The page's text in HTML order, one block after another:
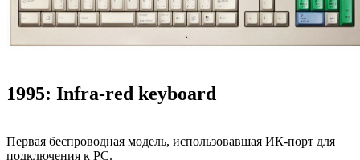
1995: Infra-red keyboard
Первая беспроводная модель, использовавшая ИК-порт для
подключения к PC.